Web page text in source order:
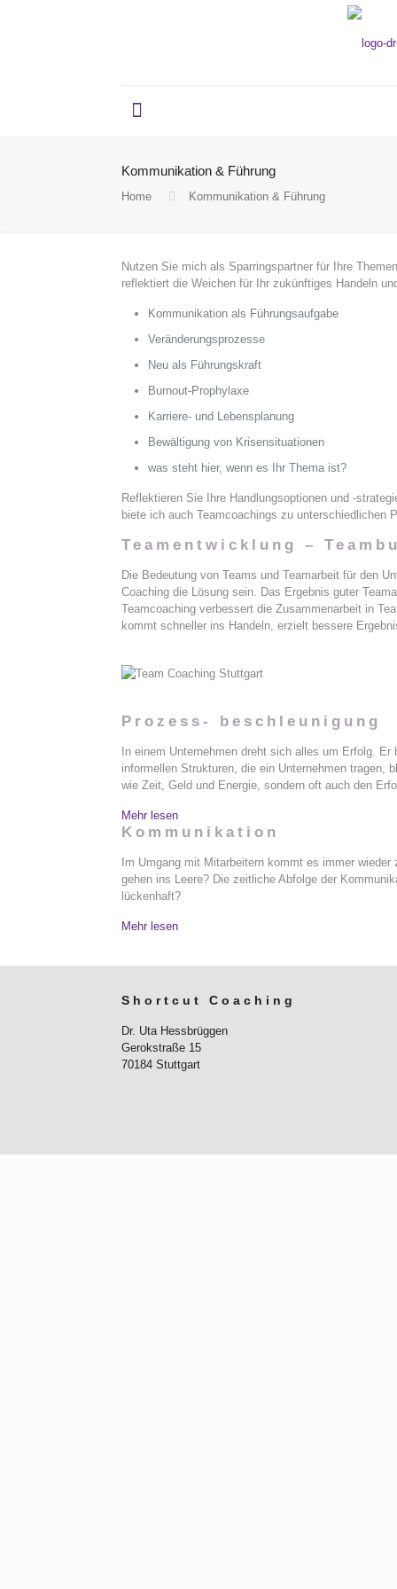
Kommunikation & Führung
Home Kommunikation & Führung
Nutzen Sie mich als Sparringspartner für Ihre
reflektiert die Weichen für Ihr zukünftiges Handeln
Kommunikation als Führungsaufgabe
Veränderungsprozesse
Neu als Führungskraft
Burnout-Prophylaxe
Karriere- und Lebensplanung
Bewältigung von Krisensituationen
was steht hier, wenn es Ihr Thema ist?
Reflektieren Sie Ihre Handlungsoptionen und -
biete ich auch Teamcoachings zu unterschiedlichen
Teamentwicklung –
Die Bedeutung von Teams und Teamarbeit für den
Coaching die Lösung sein. Das Ergebnis guter
Teamcoaching verbessert die Zusammenarbeit in
kommt schneller ins Handeln, erzielt bessere
Prozess- beschleunigung
In einem Unternehmen dreht sich alles um Erfolg.
informellen Strukturen, die ein Unternehmen tragen,
wie Zeit, Geld und Energie, sondern oft auch den
Mehr lesen
Kommunikation
Im Umgang mit Mitarbeitern kommt es immer
gehen ins Leere? Die zeitliche Abfolge der
lückenhaft?
Mehr lesen
Shortcut Coaching
Dr. Uta Hessbrüggen
Gerokstraße 15
70184 Stuttgart